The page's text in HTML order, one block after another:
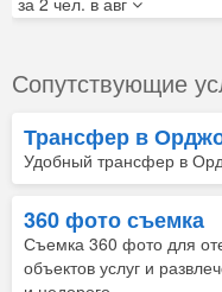
Сопутствующие
Трансфер в
Удобный трансфер в
360 фото съемка
Съемка 360 фото для
объектов услуг и